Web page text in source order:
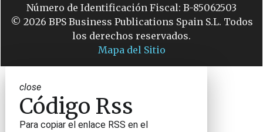
Número de Identificación Fiscal: B-85062503
© 2026 BPS Business Publications Spain S.L. Todos
los derechos reservados.
Mapa del Sitio
close
Código Rss
Para copiar el enlace RSS en el